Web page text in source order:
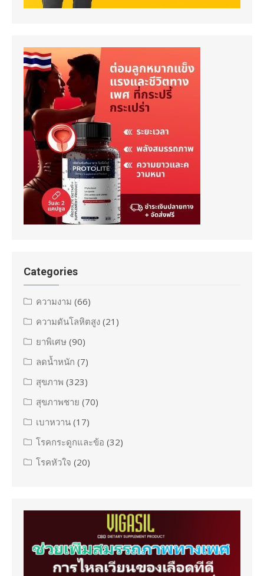
Categories
ความงาม (66)
ความดันโลหิตสูง (21)
ยาพิเศษ (90)
ลดน้ำหนัก (7)
สุขภาพ (323)
สุขภาพชาย (70)
เบาหวาน (17)
โรคกระดูกและข้อ (32)
โรคหัวใจ (20)